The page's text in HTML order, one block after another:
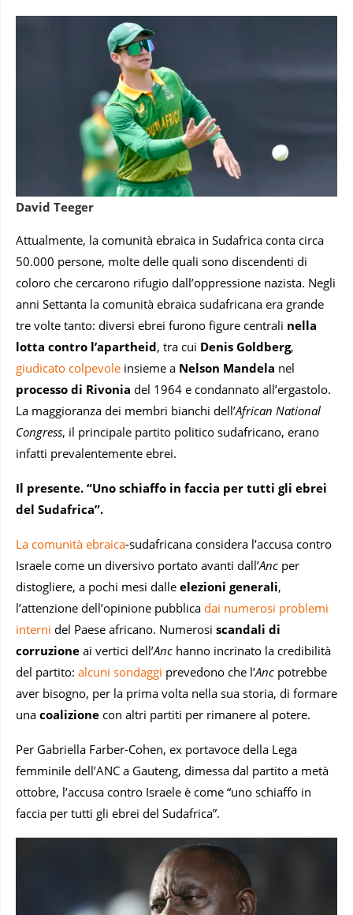
David Teeger
Attualmente, la comunità ebraica in Sudafrica conta circa
50.000 persone, molte delle quali sono discendenti di
coloro che cercarono rifugio dall’oppressione nazista. Negli
anni Settanta la comunità ebraica sudafricana era grande
tre volte tanto: diversi ebrei furono figure centrali nella
lotta contro l’apartheid, tra cui Denis Goldberg,
giudicato colpevole insieme a Nelson Mandela nel
processo di Rivonia del 1964 e condannato all’ergastolo.
La maggioranza dei membri bianchi dell’African National
Congress, il principale partito politico sudafricano, erano
infatti prevalentemente ebrei.
Il presente. “Uno schiaffo in faccia per tutti gli ebrei
del Sudafrica”.
La comunità ebraica-sudafricana considera l’accusa contro
Israele come un diversivo portato avanti dall’Anc per
distogliere, a pochi mesi dalle elezioni generali,
l’attenzione dell’opinione pubblica dai numerosi problemi
interni del Paese africano. Numerosi scandali di
corruzione ai vertici dell’Anc hanno incrinato la credibilità
del partito: alcuni sondaggi prevedono che l’Anc potrebbe
aver bisogno, per la prima volta nella sua storia, di formare
una coalizione con altri partiti per rimanere al potere.
Per Gabriella Farber-Cohen, ex portavoce della Lega
femminile dell’ANC a Gauteng, dimessa dal partito a metà
ottobre, l’accusa contro Israele è come “uno schiaffo in
faccia per tutti gli ebrei del Sudafrica”.